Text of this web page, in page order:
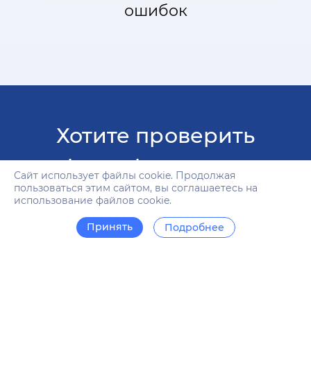
Сайт использует файлы cookie. Продолжая
пользоваться этим сайтом, вы соглашаетесь на
использование файлов cookie.
Принять Подробнее
ошибок
Хотите проверить
орфографию на вашм
сайте?
Ревалин поможет сделать это онлайн